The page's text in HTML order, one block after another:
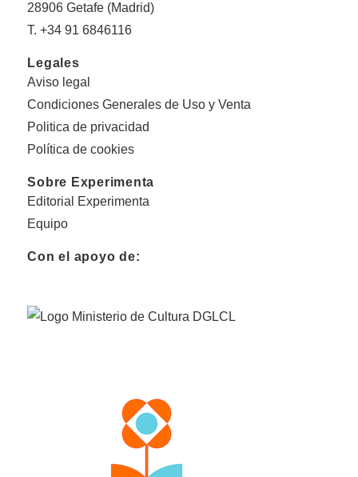
28906 Getafe (Madrid)
T. +34 91 6846116
Legales
Aviso legal
Condiciones Generales de Uso y Venta
Politica de privacidad
Política de cookies
Sobre Experimenta
Editorial Experimenta
Equipo
Con el apoyo de: